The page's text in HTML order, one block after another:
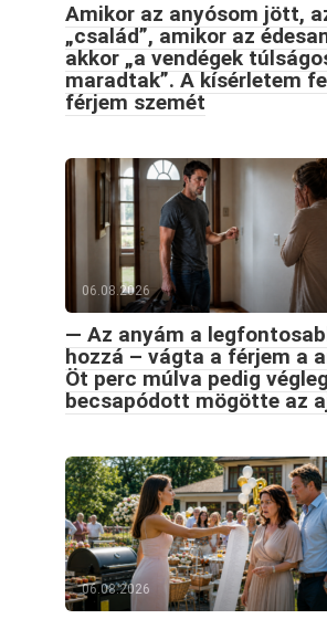
Amikor az anyósom jött,
„család”, amikor az
akkor „a vendégek
maradtak”. A kísérletem
férjem szemét
06.08.2026
— Az anyám a
hozzá – vágta a férjem a
Öt perc múlva pedig
becsapódott mögötte az
06.08.2026